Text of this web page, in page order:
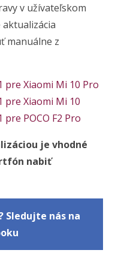
v užívateľskom
manuálne z
pre Xiaomi Mi 10 Pro
pre Xiaomi Mi 10
POCO F2 Pro
je vhodné
nabiť
Sledujte nás na